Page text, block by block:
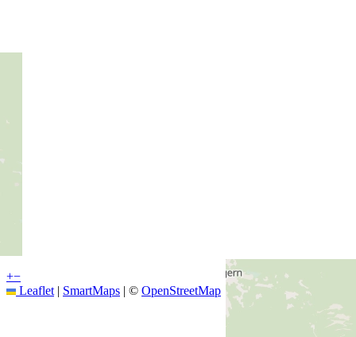
+−
Leaflet | SmartMaps | © OpenStreetMap